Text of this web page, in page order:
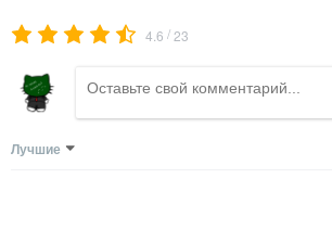
4.6 /23
Лучшие